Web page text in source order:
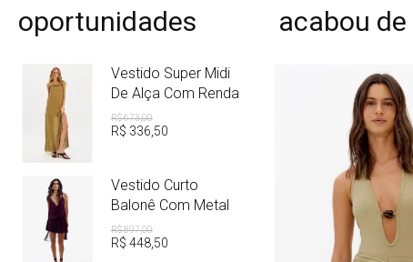
oportunidades
Vestido Super Midi
De Alça Com Renda
R$673,00
R$ 336 50
Vestido Curto
Balonê Com Metal
R$897,00
R$ 448, 50
acabou